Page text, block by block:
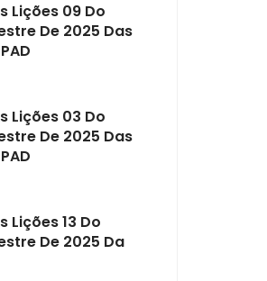
Lições 09 Do
De 2025 Das
Lições 03 Do
De 2025 Das
Lições 13 Do
De 2025 Da